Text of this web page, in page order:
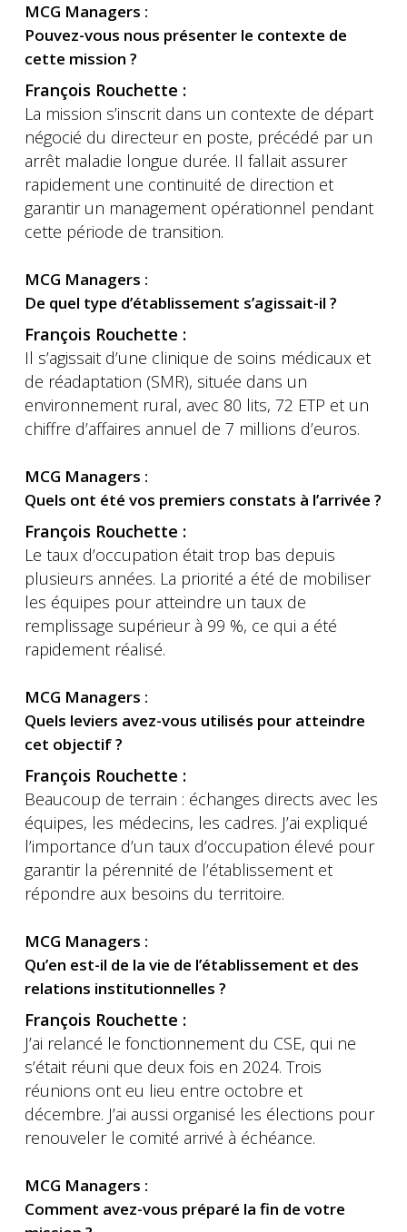
MCG Managers :
Pouvez-vous nous présenter le contexte de
cette mission ?
François Rouchette :
La mission s’inscrit dans un contexte de départ
négocié du directeur en poste, précédé par un
arrêt maladie longue durée. Il fallait assurer
rapidement une continuité de direction et
garantir un management opérationnel pendant
cette période de transition.
MCG Managers :
De quel type d’établissement s’agissait-il ?
François Rouchette :
Il s’agissait d’une clinique de soins médicaux et
de réadaptation (SMR), située dans un
environnement rural, avec 80 lits, 72 ETP et un
chiffre d’affaires annuel de 7 millions d’euros.
MCG Managers :
Quels ont été vos premiers constats à l’arrivée ?
François Rouchette :
Le taux d’occupation était trop bas depuis
plusieurs années. La priorité a été de mobiliser
les équipes pour atteindre un taux de
remplissage supérieur à 99 %, ce qui a été
rapidement réalisé.
MCG Managers :
Quels leviers avez-vous utilisés pour atteindre
cet objectif ?
François Rouchette :
Beaucoup de terrain : échanges directs avec les
équipes, les médecins, les cadres. J’ai expliqué
l’importance d’un taux d’occupation élevé pour
garantir la pérennité de l’établissement et
répondre aux besoins du territoire.
MCG Managers :
Qu’en est-il de la vie de l’établissement et des
relations institutionnelles ?
François Rouchette :
J’ai relancé le fonctionnement du CSE, qui ne
s’était réuni que deux fois en 2024. Trois
réunions ont eu lieu entre octobre et
décembre. J’ai aussi organisé les élections pour
renouveler le comité arrivé à échéance.
MCG Managers :
Comment avez-vous préparé la fin de votre